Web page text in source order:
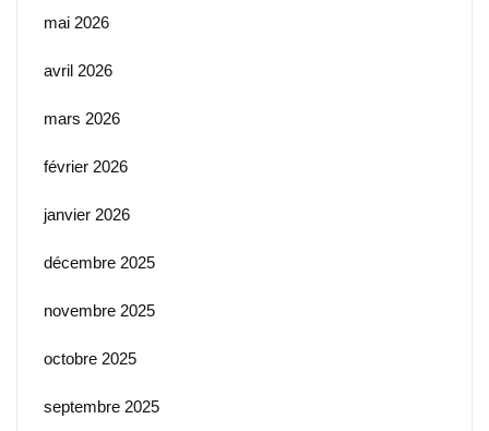
mai 2026
avril 2026
mars 2026
février 2026
janvier 2026
décembre 2025
novembre 2025
octobre 2025
septembre 2025